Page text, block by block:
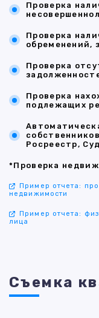
Проверка
Проверка
обременений,
Проверка
Проверка
подлежащих
Росреестр,
*Проверка
Пример отчета:
недвижимости
Пример отчета:
лица
Съемка